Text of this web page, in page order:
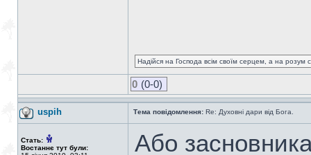
Надійся на Господа всім своїм серцем, а на розум
0 (0-0)
uspih Тема повідомлення: Re: Духовні дари від Бога.
Стать:
Востаннє тут були:
Або